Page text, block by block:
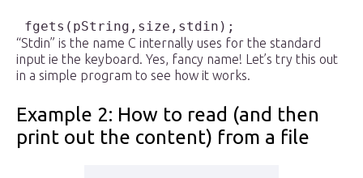
fgets(pString,size,stdin);
“Stdin” is the name C internally uses for the standard
input ie the keyboard. Yes, fancy name! Let’s try this out
in a simple program to see how it works.
Example 2: How to read (and then
print out the content) from a file